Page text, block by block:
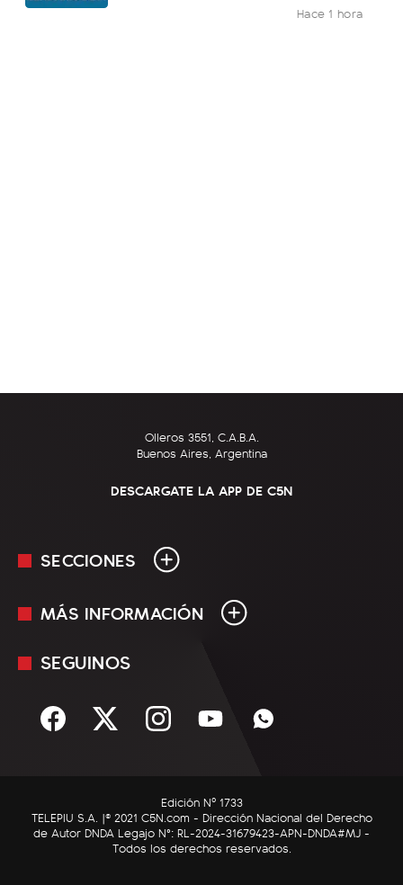
Hace 1 hora
Olleros 3551, C.A.B.A.
Buenos Aires, Argentina
DESCARGATE LA APP DE C5N
SECCIONES
En Vivo
Sociedad
C5N Autos
RatingCero
MÁS INFORMACIÓN
Mediakit
Términos y condiciones
SEGUINOS
Edición Nº 1733
TELEPIU S.A. |© 2021 C5N.com - Dirección Nacional del Derecho
de Autor DNDA Legajo N°: RL-2024-31679423-APN-DNDA#MJ -
Todos los derechos reservados.